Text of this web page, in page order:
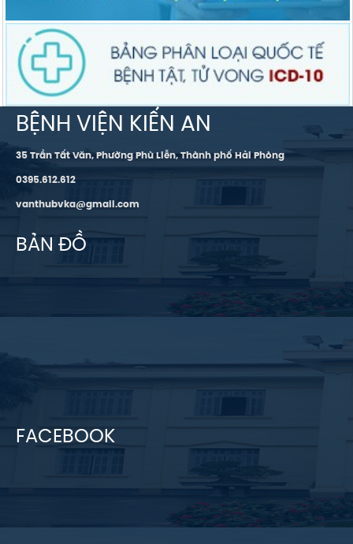
BỆNH VIỆN KIẾN AN
35 Trần Tất Văn, Phường Phù Liễn, Thành phố Hải Phòng
0395.612.612
vanthubvka@gmail.com
BẢN ĐỒ
FACEBOOK